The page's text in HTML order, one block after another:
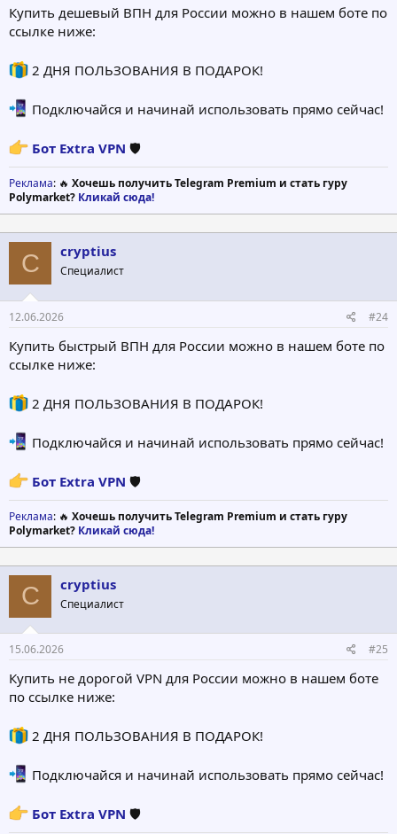
Купить дешевый ВПН для России можно в нашем боте по
ссылке ниже:
2 ДНЯ ПОЛЬЗОВАНИЯ В ПОДАРОК!
Подключайся и начинай использовать прямо сейчас!
Бот Extra VPN 🛡
Реклама: 🔥 Хочешь получить Telegram Premium и стать гуру
Polymarket? Кликай сюда!
C cryptius
Специалист
12.06.2026 #24
Купить быстрый ВПН для России можно в нашем боте по
ссылке ниже:
2 ДНЯ ПОЛЬЗОВАНИЯ В ПОДАРОК!
Подключайся и начинай использовать прямо сейчас!
Бот Extra VPN 🛡
Реклама: 🔥 Хочешь получить Telegram Premium и стать гуру
Polymarket? Кликай сюда!
C cryptius
Специалист
15.06.2026 #25
Купить не дорогой VPN для России можно в нашем боте
по ссылке ниже:
2 ДНЯ ПОЛЬЗОВАНИЯ В ПОДАРОК!
Подключайся и начинай использовать прямо сейчас!
Бот Extra VPN 🛡